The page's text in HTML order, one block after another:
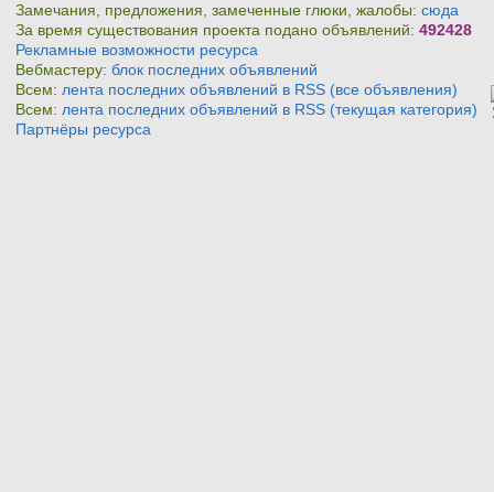
Замечания, предложения, замеченные глюки, жалобы:сюда
За время существования проекта подано объявлений:492428
Рекламные возможности ресурса
Вебмастеру:блок последних объявлений
Всем: лента последних объявлений в RSS (все объявления)
Всем: лента последних объявлений в RSS (текущая категория)
Партнёры ресурса